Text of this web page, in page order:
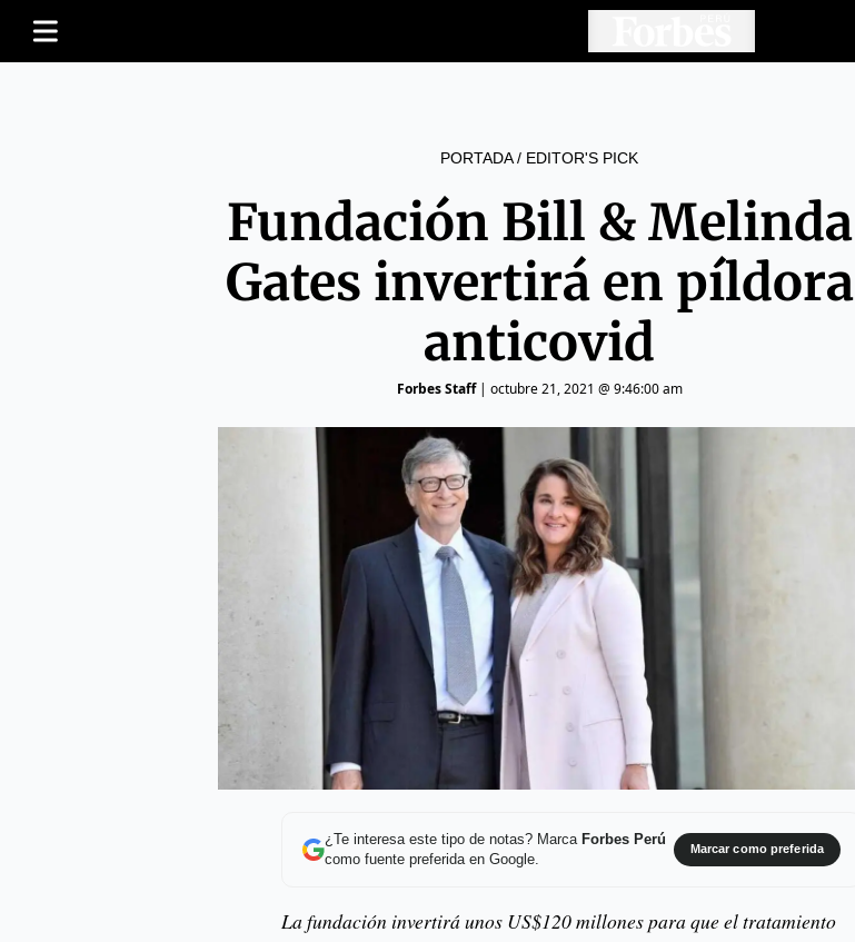
PORTADA/ EDITOR'S PICK
Fundación Bill & Melinda
Gates invertirá en píldora
anticovid
Forbes Staff| octubre 21, 2021 @ 9:46:00 am
¿Te interesa este tipo de notas? Marca Forbes Perú
como fuente preferida en Google.
Marcar como preferida
La fundación invertirá unos US$120 millones para que el tratamiento